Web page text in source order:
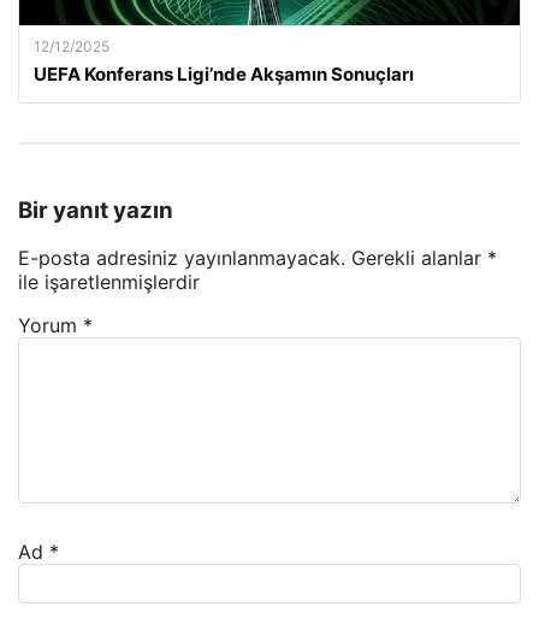
12/12/2025
UEFA Konferans Ligi’nde Akşamın Sonuçları
Bir yanıt yazın
E-posta adresiniz yayınlanmayacak. Gerekli alanlar *
ile işaretlenmişlerdir
Yorum *
Ad *